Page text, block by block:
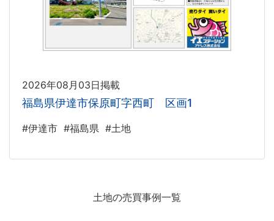
2026年08月03日掲載
福島県伊達市保原町字西町 区画1
#伊達市 #福島県 #土地
土地の売買事例一覧